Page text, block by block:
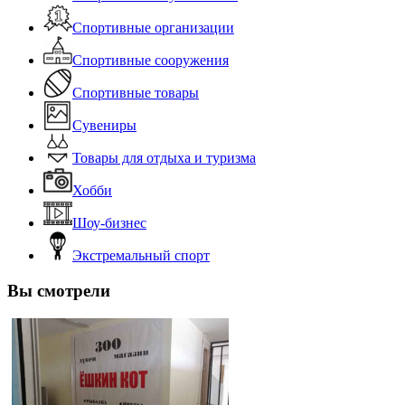
Спортивные организации
Спортивные сооружения
Спортивные товары
Сувениры
Товары для отдыха и туризма
Хобби
Шоу-бизнес
Экстремальный спорт
Вы смотрели